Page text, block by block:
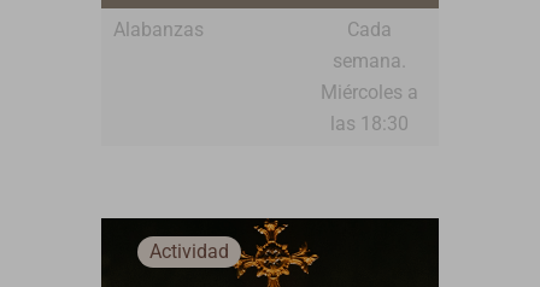
Alabanzas
Cada
semana.
Miércoles a
las 18:30
Actividad